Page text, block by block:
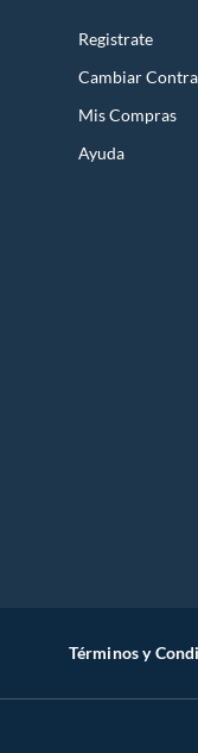
Registrate
Cambiar
Mis Compras
Ayuda
Términos y